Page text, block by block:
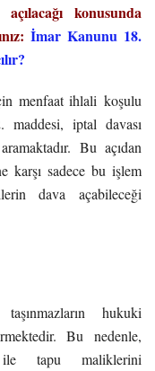
konusunda
İmar Kanunu 18.
menfaat ihlali koşulu
maddesi, iptal davası
Bu açıdan
karşı sadece bu işlem
dava açabileceği
hukuki
Bu nedenle,
tapu maliklerini